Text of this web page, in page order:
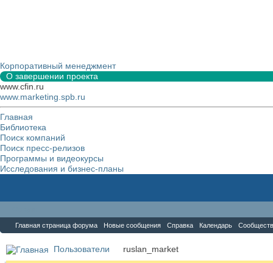
Корпоративный менеджмент
О завершении проекта
www.cfin.ru
www.marketing.spb.ru
Главная
Библиотека
Поиск компаний
Поиск пресс-релизов
Программы и видеокурсы
Исследования и бизнес-планы
Главная страница форума Новые сообщения Справка Календарь
Пользователи ruslan_market